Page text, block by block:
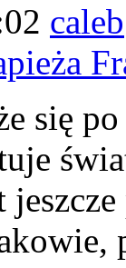
caleb
się